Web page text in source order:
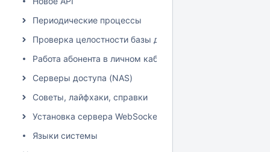
Периодические процессы
Проверка целостности базы данных
Работа абонента в личном кабинете
Серверы доступа (NAS)
Советы, лайфхаки, справки
Установка сервера WebSocket
Языки системы